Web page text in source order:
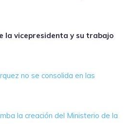
la vicepresidenta y su trabajo
no se consolida en las
la creación del Ministerio de la